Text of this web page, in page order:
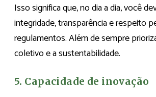
Isso significa que, no dia a dia, você
integridade, transparência e respeito
regulamentos. Além de sempre
coletivo e a sustentabilidade.
5. Capacidade de inovação